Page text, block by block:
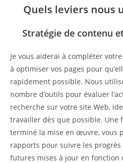
Quels leviers nous
Stratégie de contenu
Je vous aiderai à compléter
à optimiser vos pages pour
rapidement possible. Nous
nombre d’outils pour évaluer
recherche sur votre site Web,
travailler dès que possible. Une
terminé la mise en œuvre, vous
rapports pour suivre les
futures mises à jour en fonction